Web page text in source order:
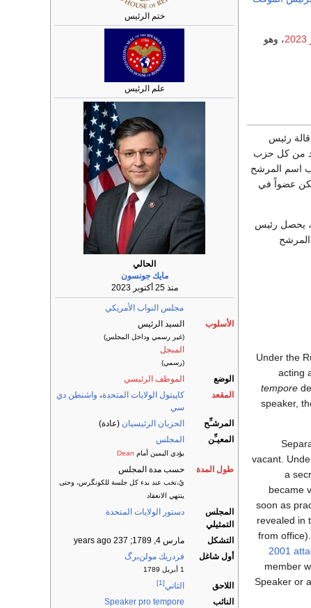
ختم الرئيس
علم الرئيس
الحالي
مايك جونسون
منذ 25 أكتوبر 2023
مجلس النواب الأمريكي
الأسلوب
السيد الرئيس
(غير رسمي وداخل المجلس)
المبجل
(رسمي)
الوضع
الموظف الرئيسي
المقعد
كاپيتول الولايات المتحدة، واشنطن دي
سي
المرشـِّح
الحزبان الرئيسيان (عادة)
المعيـِّن
المجلس
يؤدي اليمين أمام Dean
طول المدة حسب مدة المجلس
يُ،تخب عند بدء كل جلسة للكونگرس، وحتى
ينتهي الانعقاد
المجلس
التمثيلي
دستور الولايات المتحدة
التشكل مارس 4, 1789
; 237 years ago
أول شاغل
فردريك مولن‌برگ
1 أبريل 1789
اللاحق الثاني[1]
النائب
Speaker pro tempore
، وهو
رئيس
من كل حزب
اسم المرشح
عضواً في
يحصل رئيس
Under the
acting
tempore
speaker,
vacant.
a
became
soon as
revealed in
from office).
2001
member
Speaker or